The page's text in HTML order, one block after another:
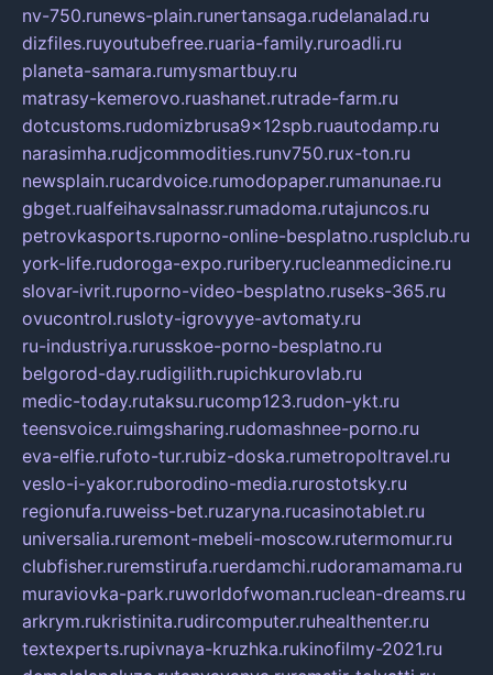
nv-750.runews-plain.runertansaga.rudelanalad.ru
dizfiles.ruyoutubefree.ruaria-family.ruroadli.ru
planeta-samara.rumysmartbuy.ru
matrasy-kemerovo.ruashanet.rutrade-farm.ru
dotcustoms.rudomizbrusa9x12spb.ruautodamp.ru
narasimha.rudjcommodities.runv750.rux-ton.ru
newsplain.rucardvoice.rumodopaper.rumanunae.ru
gbget.rualfeihavsalnassr.rumadoma.rutajuncos.ru
petrovkasports.ruporno-online-besplatno.rusplclub.ru
york-life.rudoroga-expo.ruribery.rucleanmedicine.ru
slovar-ivrit.ruporno-video-besplatno.ruseks-365.ru
ovucontrol.rusloty-igrovyye-avtomaty.ru
ru-industriya.rurusskoe-porno-besplatno.ru
belgorod-day.rudigilith.rupichkurovlab.ru
medic-today.rutaksu.rucomp123.rudon-ykt.ru
teensvoice.ruimgsharing.rudomashnee-porno.ru
eva-elfie.rufoto-tur.rubiz-doska.rumetropoltravel.ru
veslo-i-yakor.ruborodino-media.rurostotsky.ru
regionufa.ruweiss-bet.ruzaryna.rucasinotablet.ru
universalia.ruremont-mebeli-moscow.rutermomur.ru
clubfisher.ruremstirufa.ruerdamchi.rudoramamama.ru
muraviovka-park.ruworldofwoman.ruclean-dreams.ru
arkrym.rukristinita.rudircomputer.ruhealthenter.ru
textexperts.rupivnaya-kruzhka.rukinofilmy-2021.ru